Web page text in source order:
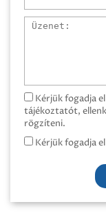
Üzenet
Kérjük fogadja
tájékoztatót,
rögzíteni.
Kérjük fogadja